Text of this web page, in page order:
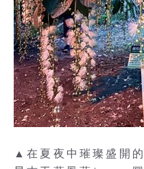
▲在夏夜中璀璨盛開